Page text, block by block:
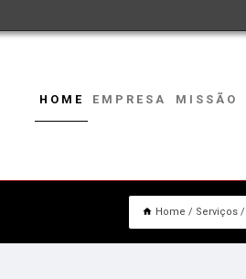
HOME EMPRESA MISSÃO
Home Serviços